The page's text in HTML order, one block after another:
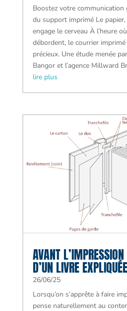
Boostez votre communication
du support imprimé Le
engage le cerveau À l’heure
débordent, le courrier
précieux. Une étude menée
Bangor et l’agence Millward
lire plus
AVANT
D’UN LIVRE
26/06/25
Lorsqu’on s’apprête à faire
pense naturellement au